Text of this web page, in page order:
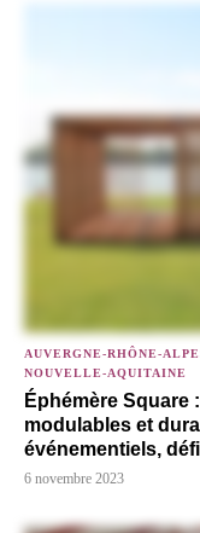
AUVERGNE-RHÔNE-
NOUVELLE-AQUITAINE
Éphémère
modulables et
événementiels,
6 novembre 2023